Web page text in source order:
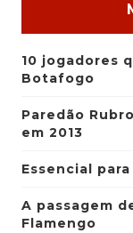
10 jogadores
Botafogo
Paredão
em 2013
Essencial
A passagem
Flamengo